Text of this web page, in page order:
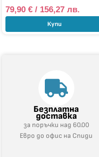
79,90 €/ 156,27 лв.
Купи
Безплатна
доставка
за поръчки над 60.00
Евро до офис на Спиди